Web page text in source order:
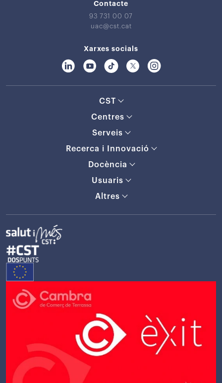
Contacte
93 731 00 07
uac@cst.cat
Xarxes socials
CST
Centres
Serveis
Recerca i Innovació
Docència
Usuaris
Altres